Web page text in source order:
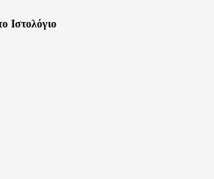
Ιστολόγιο